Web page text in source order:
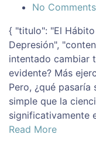
No Comments
{ "titulo": "El
Depresión",
intentado cambiar
evidente? Más
Pero, ¿qué
simple que la
significativamente
Read More